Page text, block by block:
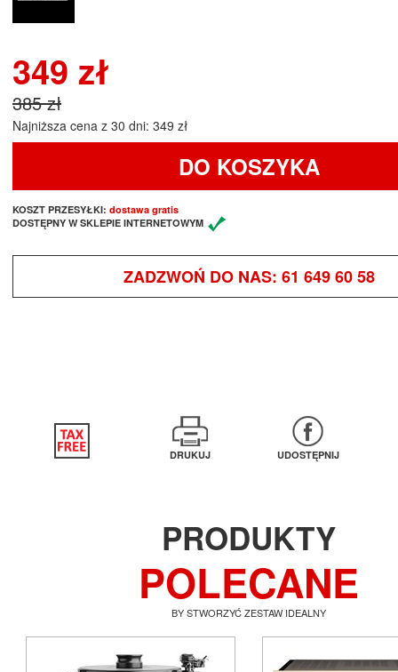
349 zł
385 zł
Najniższa cena z 30 dni: 349 zł
DO KOSZYKA
KOSZT PRZESYŁKI: dostawa gratis
DOSTĘPNY W SKLEPIE INTERNETOWYM
ZADZWOŃ DO NAS: 61 649 60 58
DRUKUJ UDOSTĘPNIJ
PRODUKTY
POLECANE
BY STWORZYĆ ZESTAW IDEALNY